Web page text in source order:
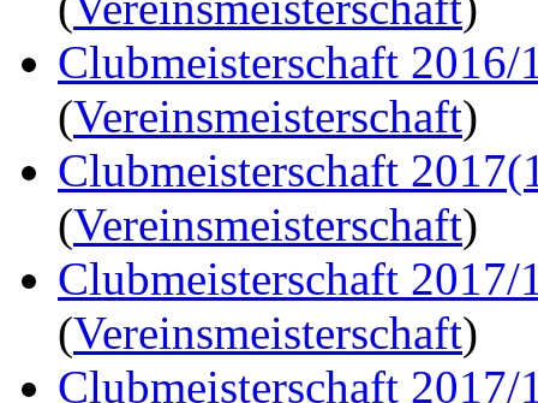
Clubmeisterschaft 2016/
(Vereinsmeisterschaft)
Clubmeisterschaft
(Vereinsmeisterschaft)
Clubmeisterschaft 2017/
(Vereinsmeisterschaft)
Clubmeisterschaft 2017/